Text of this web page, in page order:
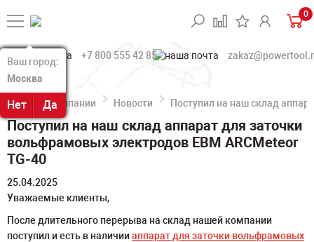
Ваш город:
Москва
Нет Да
Ваш город:
Москва
Нет Да
0
+7 800 555 42 85
О компании Новости Поступил на наш склад
Поступил на наш склад аппарат для заточки
вольфрамовых электродов ЕВМ ARCMeteor
TG-40
25.04.2025
Уважаемые клиенты,
После длительного перерыва на склад нашей компании
поступил и есть в наличииаппарат для заточки вольфрамовых